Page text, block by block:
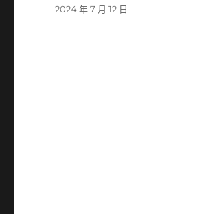
發
2024 年 7 月 12 日